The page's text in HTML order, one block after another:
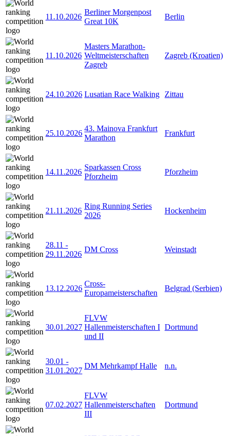
11.10.2026
Berliner Morgenpost
Great 10K
Berlin
11.10.2026
Masters Marathon-
Weltmeisterschaften
Zagreb
Zagreb (Kroatien)
24.10.2026 Lusatian Race Walking Zittau
25.10.2026
43. Mainova Frankfurt
Marathon
Frankfurt
14.11.2026
Sparkassen Cross
Pforzheim
Pforzheim
21.11.2026
Ring Running Series
2026
Hockenheim
28.11 -
29.11.2026
DM Cross Weinstadt
13.12.2026
Cross-
Europameisterschaften
Belgrad (Serbien)
30.01.2027
FLVW
Hallenmeisterschaften I
und II
Dortmund
30.01 -
31.01.2027
DM Mehrkampf Halle n.n.
07.02.2027
FLVW
Hallenmeisterschaften
III
Dortmund